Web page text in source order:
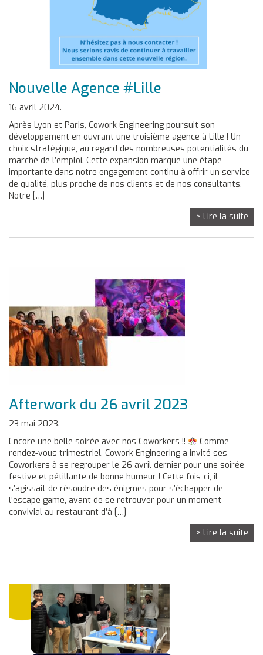
Nouvelle Agence #Lille
16 avril 2024.
Après Lyon et Paris, Cowork Engineering poursuit son
développement en ouvrant une troisième agence à Lille ! Un
choix stratégique, au regard des nombreuses potentialités du
marché de l’emploi. Cette expansion marque une étape
importante dans notre engagement continu à offrir un service
de qualité, plus proche de nos clients et de nos consultants.
Notre […]
> Lire la suite
Afterwork du 26 avril 2023
23 mai 2023.
Encore une belle soirée avec nos Coworkers !!
Comme
rendez-vous trimestriel, Cowork Engineering a invité ses
Coworkers à se regrouper le 26 avril dernier pour une soirée
festive et pétillante de bonne humeur ! Cette fois-ci, il
s’agissait de résoudre des énigmes pour s’échapper de
l’escape game, avant de se retrouver pour un moment
convivial au restaurant d’à […]
> Lire la suite